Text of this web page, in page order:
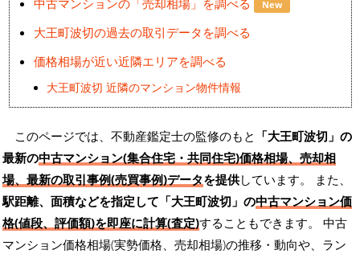
New
大王町波切の過去の取引データを調べる
価格相場が近い近隣エリアを調べる
大王町波切 近隣のマンション物件情報
このページでは、不動産鑑定士の監修のもと 「大王町波切」の
最新の中古マンション(集合住宅・共同住宅)価格相場、売却相
場、最新の取引事例(売買事例)データを提供しています。 また、
駅距離、面積などを指定して「大王町波切」の中古マンション価
格(値段、評価額)を即座に計算(査定)することもできます。 中古
マンション価格相場(実勢価格、売却相場)の推移・動向や、ラン